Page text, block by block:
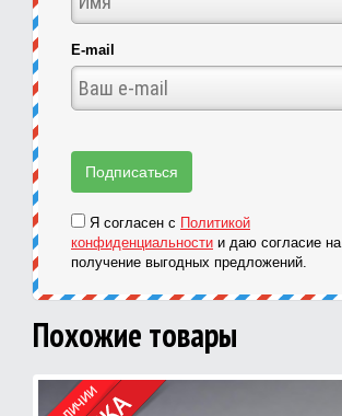
E-mail
Я согласен с Политикой
конфиденциальности и даю согласие на
получение выгодных предложений.
Похожие товары